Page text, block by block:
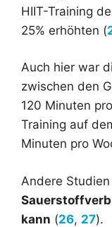
HIIT-Training
25% erhöhten (
Auch hier war
zwischen den
120 Minuten
Training auf
Minuten pro
Andere
kann (26, 27).